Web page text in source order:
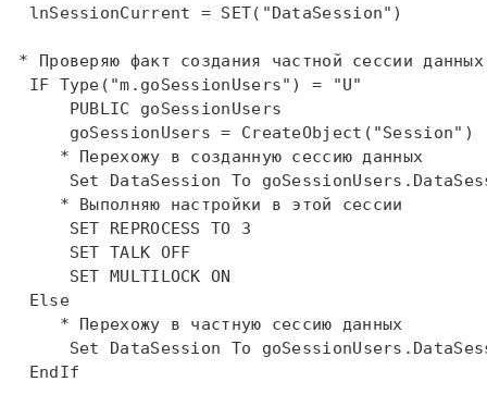
  lnSessionCurrent =
SET("DataSession")
* Проверяю факт создания частной сессии
IF Type ("m.goSessionUsers") = "U"
PUBLIC goSessionUsers
      goSessionUsers =
CreateObject
     * Перехожу в созданную сессию данных
Set DataSession To
     * Выполняю настройки в этой сессии
SET
REPROCESS TO 3
SET TALK OFF
SET MULTILOCK ON
Else
     * Перехожу в частную сессию данных
Set DataSession To
EndIf